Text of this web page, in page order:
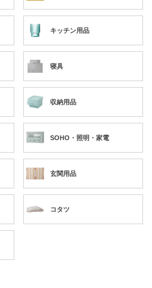
キッチン用品
寝具
収納用品
SOHO・照明・家電
玄関用品
コタツ